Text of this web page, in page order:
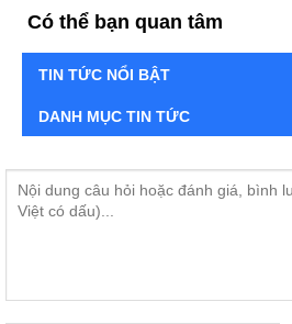
Có thể bạn quan tâm
TIN TỨC NỔI BẬT
DANH MỤC TIN TỨC